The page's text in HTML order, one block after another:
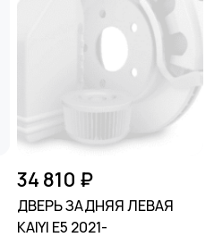
34 810 ₽
ДВЕРЬ ЗАДНЯЯ ЛЕВАЯ
KAIYI E5 2021-